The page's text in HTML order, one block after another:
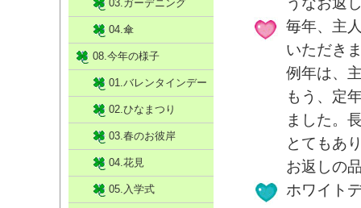
毎年、主
いただき
例年は、
もう、定
ました。
とてもあ
お返しの
ホワイト
03.ガーデニング
04.傘
08.今年の様子
01.バレンタインデー
02.ひなまつり
03.春のお彼岸
04.花見
05.入学式